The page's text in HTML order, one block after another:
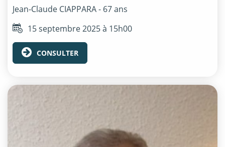
Jean-Claude CIAPPARA- 67 ans
15 septembre 2025 à 15h00
CONSULTER